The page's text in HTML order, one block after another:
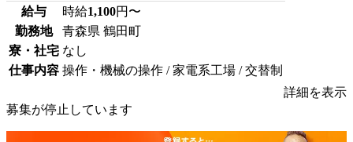
給与 時給1,100円〜
勤務地
青森県 鶴田町
寮・社宅 なし
仕事内容 操作・機械の操作 / 家電系工場 / 交替制
詳細を表示
募集が停止しています